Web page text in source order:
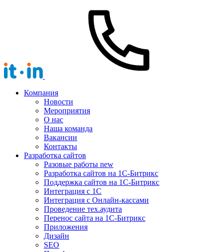
Компания
Новости
Мероприятия
О нас
Наша команда
Вакансии
Контакты
Разработка сайтов
Разовые работы new
Разработка сайтов на 1С-Битрикс
Поддержка сайтов на 1С-Битрикс
Интеграция с 1С
Интеграция с Онлайн-кассами
Проведение тех.аудита
Перенос сайта на 1С-Битрикс
Приложения
Дизайн
SEO